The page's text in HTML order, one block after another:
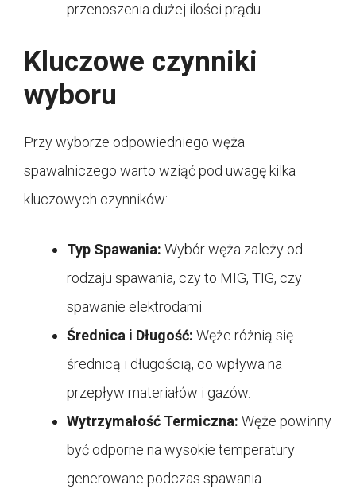
przenoszenia dużej ilości prądu.
Kluczowe czynniki
wyboru
Przy wyborze odpowiedniego węża
spawalniczego warto wziąć pod uwagę kilka
kluczowych czynników:
Typ Spawania: Wybór węża zależy od
rodzaju spawania, czy to MIG, TIG, czy
spawanie elektrodami.
Średnica i Długość: Węże różnią się
średnicą i długością, co wpływa na
przepływ materiałów i gazów.
Wytrzymałość Termiczna: Węże powinny
być odporne na wysokie temperatury
generowane podczas spawania.